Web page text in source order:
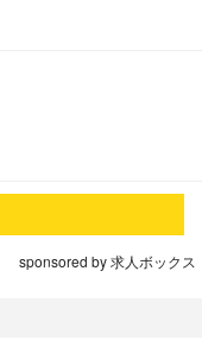
sponsored by 求人ボックス